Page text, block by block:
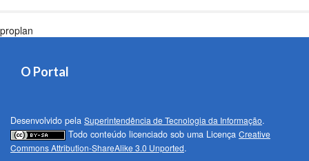
proplan
O Portal
Desenvolvido pela Superintendência de Tecnologia da Informação.
Todo conteúdo licenciado sob uma Licença Creative
Commons Attribution-ShareAlike 3.0 Unported.